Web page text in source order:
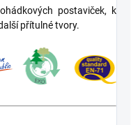
postaviček, k
přítulné tvory.